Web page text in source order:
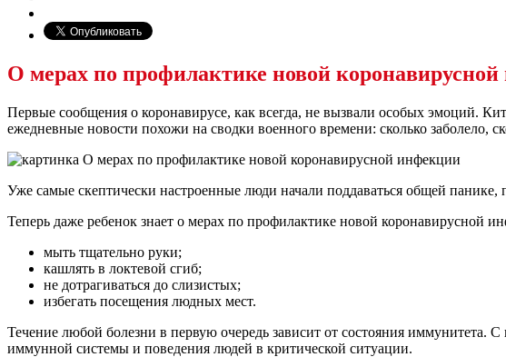
О мерах по профилактике новой
Первые сообщения о коронавирусе, как всегда, не вызвали особых эмоций.
ежедневные новости похожи на сводки военного времени: сколько заболело,
Уже самые скептически настроенные люди начали поддаваться общей панике,
Теперь даже ребенок знает о мерах по профилактике новой коронавирусной
мыть тщательно руки;
кашлять в локтевой сгиб;
не дотрагиваться до слизистых;
избегать посещения людных мест.
Течение любой болезни в первую очередь зависит от состояния
иммунной системы и поведения людей в критической ситуации.